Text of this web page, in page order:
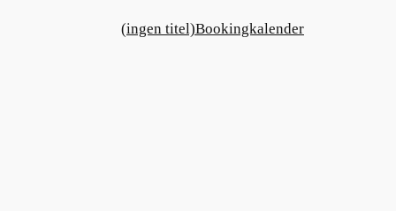
(ingen titel)Bookingkalender